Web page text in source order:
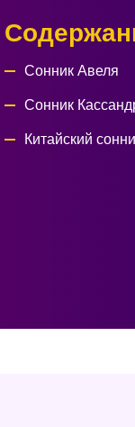
Сонник Авеля
Сонник
Китайский